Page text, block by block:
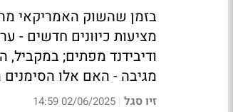
בזמן שהשוק האמריקאי
מגיבה - האם אלו
זיו סגל |
02/06/2025 14:59